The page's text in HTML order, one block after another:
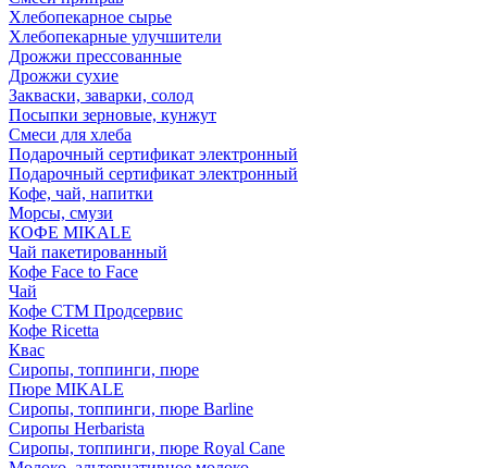
Хлебопекарное сырье
Хлебопекарные улучшители
Дрожжи прессованные
Дрожжи сухие
Закваски, заварки, солод
Посыпки зерновые, кунжут
Смеси для хлеба
Подарочный сертификат электронный
Подарочный сертификат электронный
Кофе, чай, напитки
Морсы, смузи
КОФЕ MIKALE
Чай пакетированный
Кофе Face to Face
Чай
Кофе СТМ Продсервис
Кофе Ricetta
Квас
Сиропы, топпинги, пюре
Пюре MIKALE
Сиропы, топпинги, пюре Barline
Сиропы Herbarista
Сиропы, топпинги, пюре Royal Cane